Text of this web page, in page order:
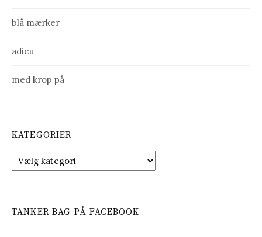
blå mærker
adieu
med krop på
KATEGORIER
a
g
TANKER BAG PÅ FACEBOOK